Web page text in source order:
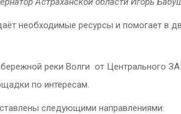
необходимые ресурсы и помогает в
реки Волги от Центрального
по интересам.
следующими направлениями: